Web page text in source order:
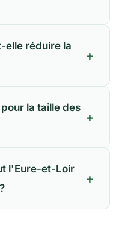
elle réduire la
+
la taille des
+
l'Eure-et-Loir
+